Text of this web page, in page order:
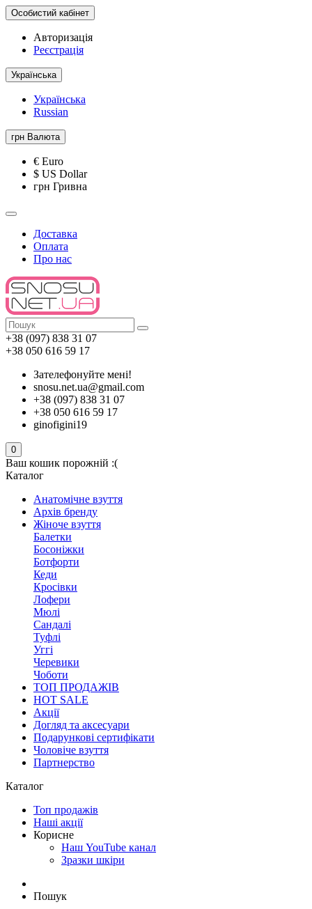
Особистий кабінет
Авторизація
Реєстрація
Українська
Українська
Russian
грн Валюта
€ Euro
$ US Dollar
грн Гривна
Доставка
Оплата
Про нас
+38 (097) 838 31 07
+38 050 616 59 17
Зателефонуйте мені!
snosu.net.ua@gmail.com
+38 (097) 838 31 07
+38 050 616 59 17
ginofigini19
0
Ваш кошик порожній :(
Каталог
Анатомічне взуття
Архів бренду
Жіноче взуття
Балетки
Босоніжки
Ботфорти
Кеди
Кросівки
Лофери
Мюлі
Сандалі
Туфлі
Уггі
Черевики
Чоботи
ТОП ПРОДАЖІВ
HOT SALE
Акції
Догляд та аксесуари
Подарункові сертифікати
Чоловіче взуття
Партнерство
Каталог
Топ продажів
Наші акції
Корисне
Наш YouTube канал
Зразки шкіри
Пошук